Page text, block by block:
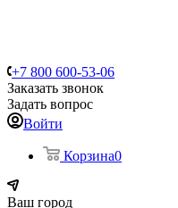
+7 800 600-53-06
Заказать звонок
Задать вопрос
Войти
Корзина0
Ваш город